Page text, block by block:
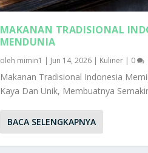
MAKANAN TRADISIONAL
MENDUNIA
oleh mimin1 | Jun 14, 2026| Kuliner| 0 |
Makanan Tradisional Indonesia
Kaya Dan Unik, Membuatnya
BACA SELENGKAPNYA